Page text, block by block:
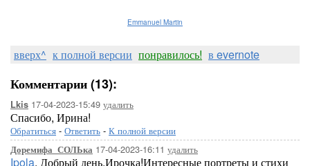
Emmanuel Martin
вверх^ к полной версии понравилось! в evernote
Комментарии (13):
Lkis 17-04-2023-15:49 удалить
Спасибо, Ирина!
Обратиться - Ответить - К полной версии
Доремифа_СОЛЬка 17-04-2023-16:11 удалить
Ipola, Добрый день,Ирочка!Интересные портреты и стихи